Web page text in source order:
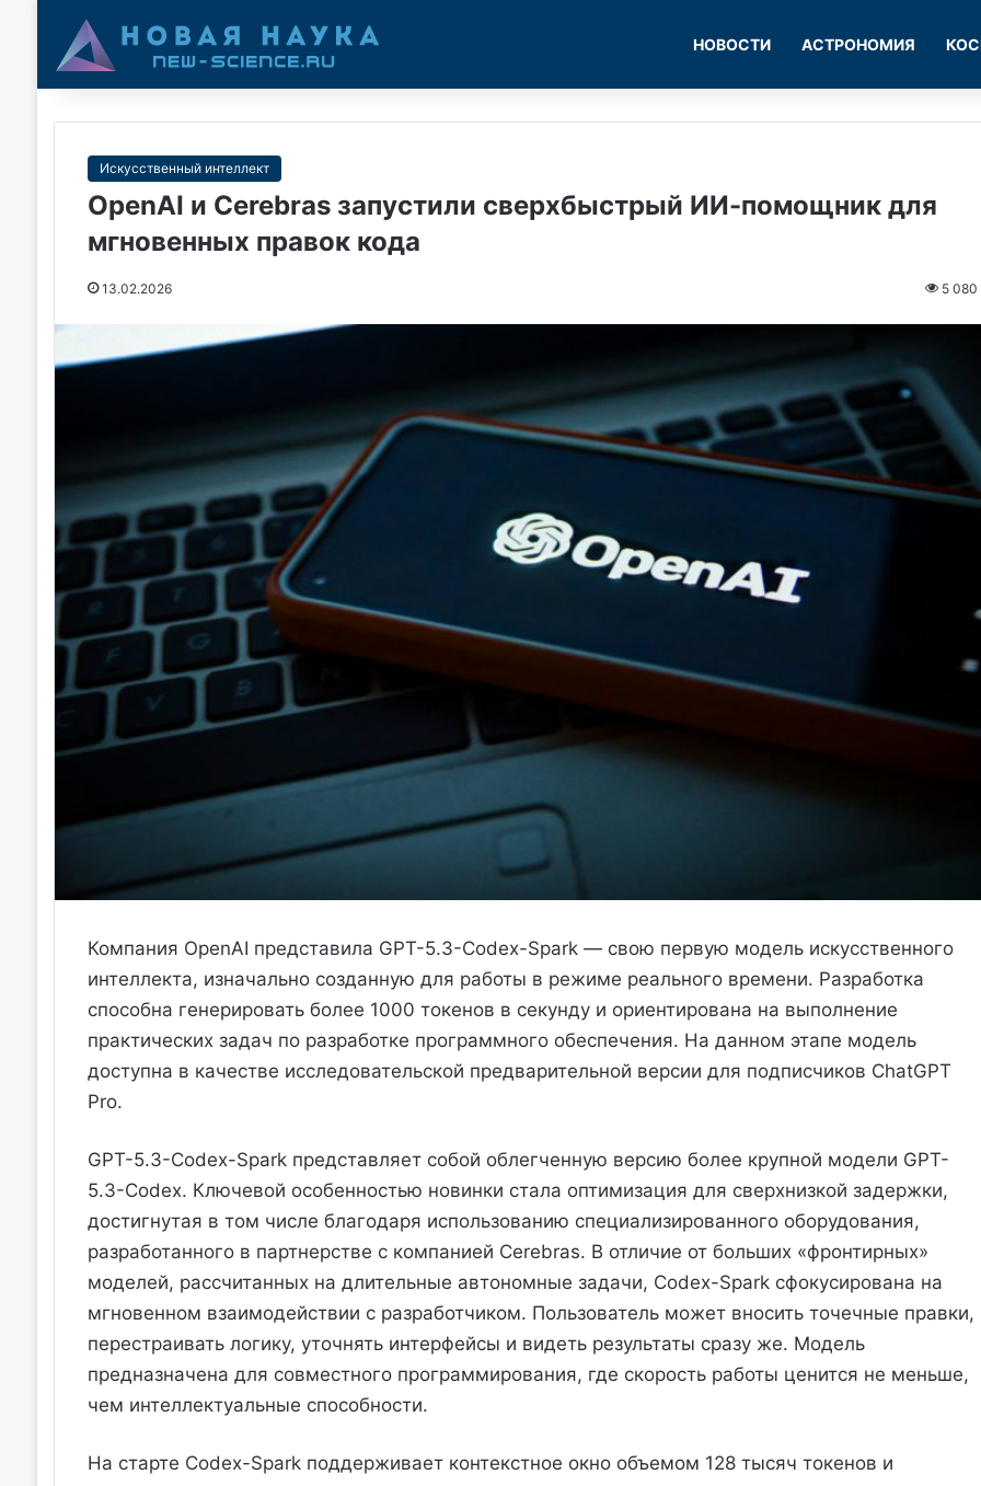
НОВОСТИ АСТРОНОМИЯ
Искусственный интеллект
OpenAI и Cerebras запустили сверхбыстрый ИИ-помощник для
мгновенных правок кода
13.02.2026 5 080
Компания OpenAI представила GPT-5.3-Codex-Spark — свою первую модель искусственного
интеллекта, изначально созданную для работы в режиме реального времени. Разработка
способна генерировать более 1000 токенов в секунду и ориентирована на выполнение
практических задач по разработке программного обеспечения. На данном этапе модель
доступна в качестве исследовательской предварительной версии для подписчиков ChatGPT
Pro.
GPT-5.3-Codex-Spark представляет собой облегченную версию более крупной модели GPT-
5.3-Codex. Ключевой особенностью новинки стала оптимизация для сверхнизкой задержки,
достигнутая в том числе благодаря использованию специализированного оборудования,
разработанного в партнерстве с компанией Cerebras. В отличие от больших «фронтирных»
моделей, рассчитанных на длительные автономные задачи, Codex-Spark сфокусирована на
мгновенном взаимодействии с разработчиком. Пользователь может вносить точечные правки,
перестраивать логику, уточнять интерфейсы и видеть результаты сразу же. Модель
предназначена для совместного программирования, где скорость работы ценится не меньше,
чем интеллектуальные способности.
На старте Codex-Spark поддерживает контекстное окно объемом 128 тысяч токенов и